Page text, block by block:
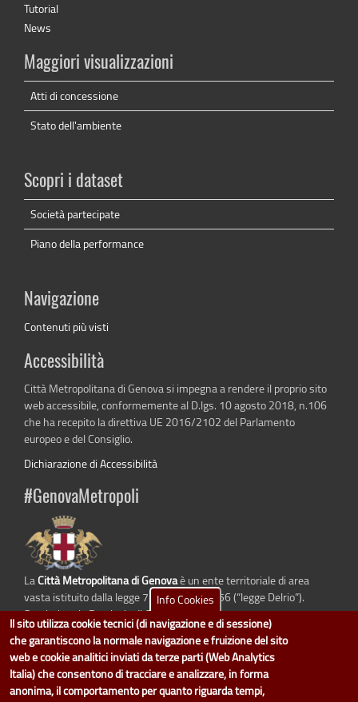
Tutorial
News
Maggiori visualizzazioni
Atti di concessione
Stato dell'ambiente
Scopri i dataset
Società partecipate
Piano della performance
Navigazione
Contenuti più visti
Accessibilità
Città Metropolitana di Genova si impegna a rendere il proprio sito
web accessibile, conformemente al D.lgs. 10 agosto 2018, n.106
che ha recepito la direttiva UE 2016/2102 del Parlamento
europeo e del Consiglio.
Dichiarazione di Accessibilità
#GenovaMetropoli
LaCittà Metropolitana di Genovaè un ente territoriale di area
vasta istituito dalla legge 7 aprile 2014 n. 56 (“legge Delrio”).
Sostituisce la Provincia di Genova.
dati.cittametropolitana.genova.itè il progetto "Open Data" della
Metropolitana di Genova.
Info Cookies
Il sito utilizza cookie tecnici (di navigazione e di sessione)
che garantiscono la normale navigazione e fruizione del sito
web e cookie analitici inviati da terze parti (Web Analytics
Italia) che consentono di tracciare e analizzare, in forma
anonima, il comportamento per quanto riguarda tempi,